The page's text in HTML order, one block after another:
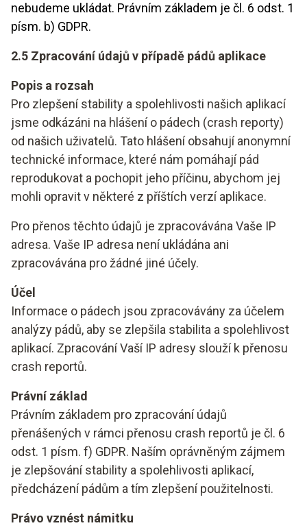
nebudeme ukládat. Právním základem je čl. 6 odst. 1
písm. b) GDPR.
2.5 Zpracování údajů v případě pádů aplikace
Popis a rozsah
Pro zlepšení stability a spolehlivosti našich aplikací
jsme odkázáni na hlášení o pádech (crash reporty)
od našich uživatelů. Tato hlášení obsahují anonymní
technické informace, které nám pomáhají pád
reprodukovat a pochopit jeho příčinu, abychom jej
mohli opravit v některé z příštích verzí aplikace.
Pro přenos těchto údajů je zpracovávána Vaše IP
adresa. Vaše IP adresa není ukládána ani
zpracovávána pro žádné jiné účely.
Účel
Informace o pádech jsou zpracovávány za účelem
analýzy pádů, aby se zlepšila stabilita a spolehlivost
aplikací. Zpracování Vaší IP adresy slouží k přenosu
crash reportů.
Právní základ
Právním základem pro zpracování údajů
přenášených v rámci přenosu crash reportů je čl. 6
odst. 1 písm. f) GDPR. Naším oprávněným zájmem
je zlepšování stability a spolehlivosti aplikací,
předcházení pádům a tím zlepšení použitelnosti.
Právo vznést námitku